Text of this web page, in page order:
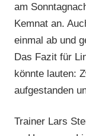
am
Kemnat an.
einmal ab und
Das Fazit für
könnte lauten:
aufgestanden
Trainer Lars